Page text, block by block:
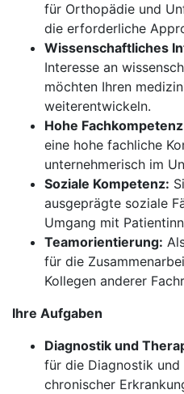
für Orthopädie und
die erforderliche
Wissenschaftliches
Interesse an
möchten Ihren
weiterentwickeln.
Hohe
eine hohe fachliche
unternehmerisch im
Soziale Kompetenz:
ausgeprägte soziale
Umgang mit
Teamorientierung:
für die
Kollegen anderer
Ihre Aufgaben
Diagnostik und
für die Diagnostik und
chronischer